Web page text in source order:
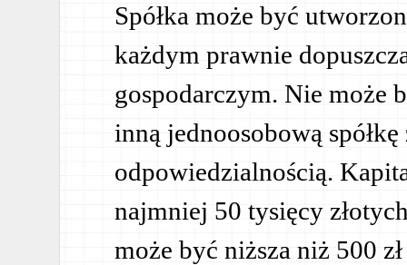
Spółka może być
każdym prawnie
gospodarczym. Nie może
inną jednoosobową
odpowiedzialnością.
najmniej 50 tysięcy
może być niższa niż 500